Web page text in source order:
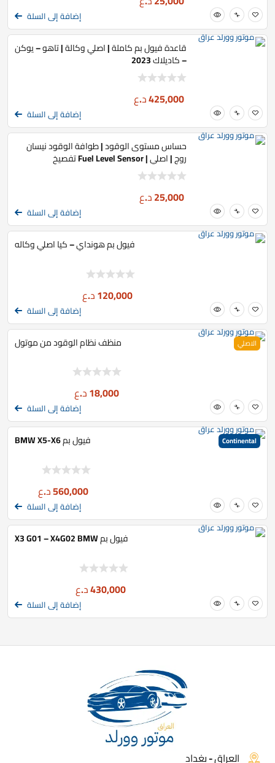
إضافة إلى السلة
قاعدة فيول بم كاملة | اصلي وكالة | تاهو – يوكن
– كاديلاك 2023
425,000د.ع
إضافة إلى السلة
حساس مستوى الوقود | طوافة الوقود نيسان
روج | اصلي | Fuel Level Sensor تفصيخ
25,000د.ع
إضافة إلى السلة
فيول بم هونداي – كيا اصلي وكاله
120,000د.ع
إضافة إلى السلة
الاصلي منظف نظام الوقود من موتول
18,000د.ع
إضافة إلى السلة
Continental فيول بم BMW X5-X6
560,000د.ع
إضافة إلى السلة
فيول بم X3 G01 – X4G02 BMW
430,000د.ع
إضافة إلى السلة
العراق - بغداد